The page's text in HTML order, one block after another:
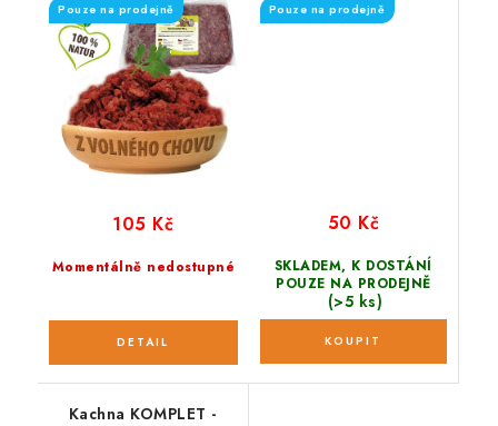
Pouze na prodejně
Momentálně nedostupné
105 Kč
Pouze na prodejně
SKLADEM, K DOSTÁNÍ
POUZE NA PRODEJNĚ
(>5 ks)
50 Kč
Kachna KOMPLET -